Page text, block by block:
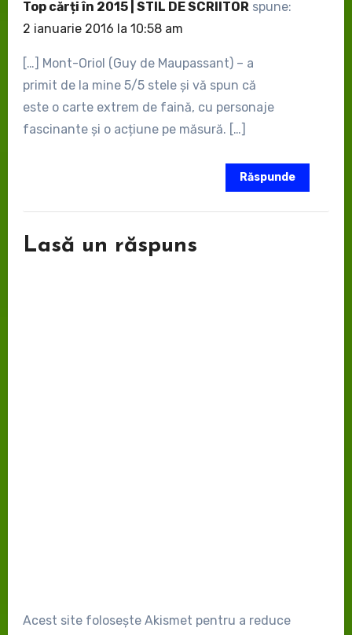
Top cărți în 2015 | STIL DE SCRIITOR spune:
2 ianuarie 2016 la 10:58 am
[…] Mont-Oriol (Guy de Maupassant) – a
primit de la mine 5/5 stele și vă spun că
este o carte extrem de faină, cu personaje
fascinante și o acțiune pe măsură. […]
Răspunde
Lasă un răspuns
Acest site folosește Akismet pentru a reduce